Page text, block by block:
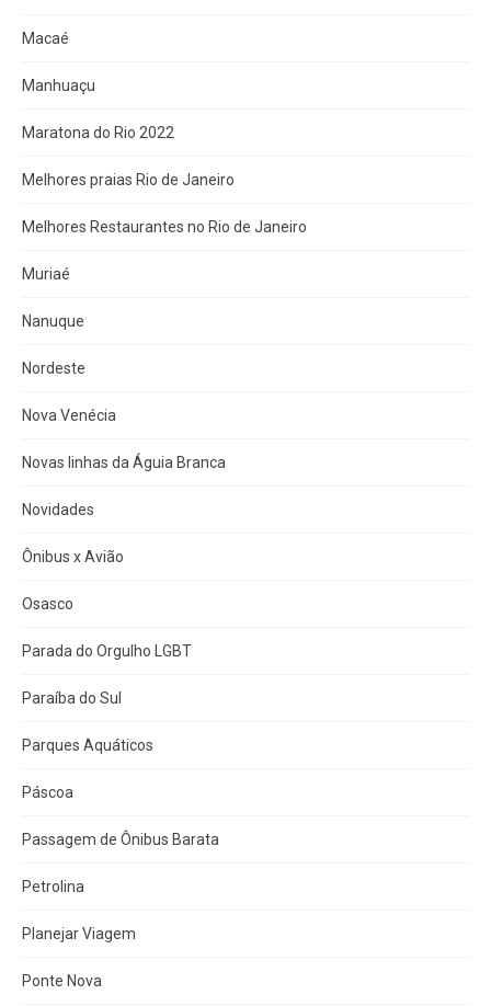
Macaé
Manhuaçu
Maratona do Rio 2022
Melhores praias Rio de Janeiro
Melhores Restaurantes no Rio de Janeiro
Muriaé
Nanuque
Nordeste
Nova Venécia
Novas linhas da Águia Branca
Novidades
Ônibus x Avião
Osasco
Parada do Orgulho LGBT
Paraíba do Sul
Parques Aquáticos
Páscoa
Passagem de Ônibus Barata
Petrolina
Planejar Viagem
Ponte Nova